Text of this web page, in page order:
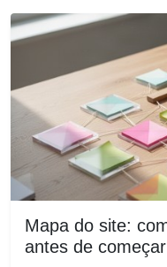
Mapa do site:
antes de